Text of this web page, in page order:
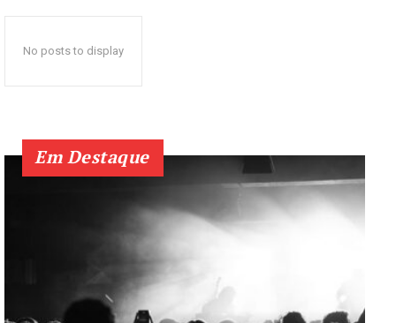
No posts to display
Em Destaque